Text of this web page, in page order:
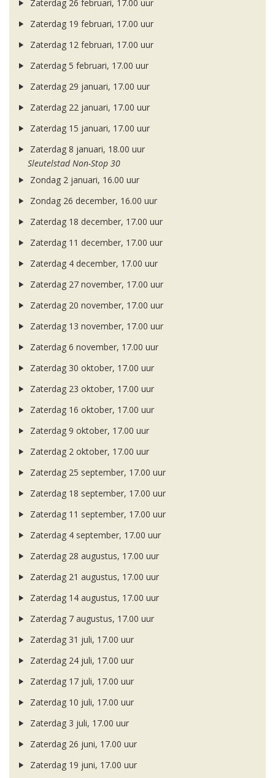
Zaterdag 26 februari, 17.00 uur
Zaterdag 19 februari, 17.00 uur
Zaterdag 12 februari, 17.00 uur
Zaterdag 5 februari, 17.00 uur
Zaterdag 29 januari, 17.00 uur
Zaterdag 22 januari, 17.00 uur
Zaterdag 15 januari, 17.00 uur
Zaterdag 8 januari, 18.00 uur
Sleutelstad Non-Stop 30
Zondag 2 januari, 16.00 uur
Zondag 26 december, 16.00 uur
Zaterdag 18 december, 17.00 uur
Zaterdag 11 december, 17.00 uur
Zaterdag 4 december, 17.00 uur
Zaterdag 27 november, 17.00 uur
Zaterdag 20 november, 17.00 uur
Zaterdag 13 november, 17.00 uur
Zaterdag 6 november, 17.00 uur
Zaterdag 30 oktober, 17.00 uur
Zaterdag 23 oktober, 17.00 uur
Zaterdag 16 oktober, 17.00 uur
Zaterdag 9 oktober, 17.00 uur
Zaterdag 2 oktober, 17.00 uur
Zaterdag 25 september, 17.00 uur
Zaterdag 18 september, 17.00 uur
Zaterdag 11 september, 17.00 uur
Zaterdag 4 september, 17.00 uur
Zaterdag 28 augustus, 17.00 uur
Zaterdag 21 augustus, 17.00 uur
Zaterdag 14 augustus, 17.00 uur
Zaterdag 7 augustus, 17.00 uur
Zaterdag 31 juli, 17.00 uur
Zaterdag 24 juli, 17.00 uur
Zaterdag 17 juli, 17.00 uur
Zaterdag 10 juli, 17.00 uur
Zaterdag 3 juli, 17.00 uur
Zaterdag 26 juni, 17.00 uur
Zaterdag 19 juni, 17.00 uur